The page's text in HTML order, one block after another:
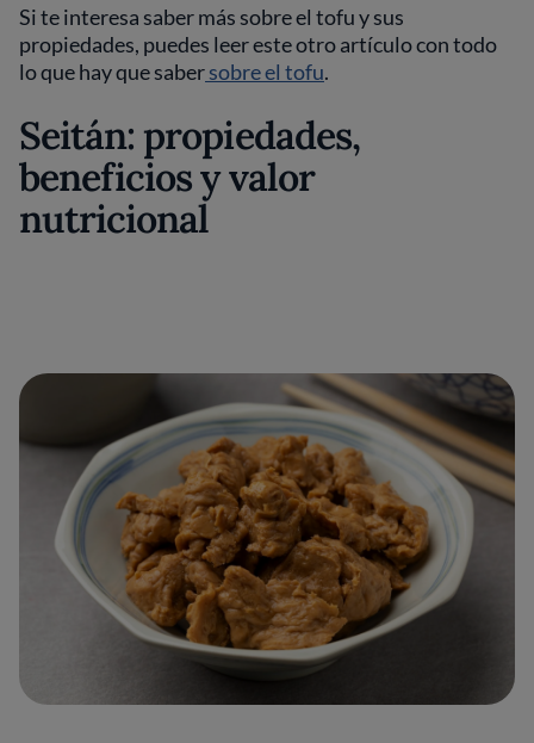
Si te interesa saber más sobre el tofu y sus
propiedades, puedes leer este otro artículo con todo
lo que hay que sabersobre el tofu.
Seitán: propiedades,
beneficios y valor
nutricional